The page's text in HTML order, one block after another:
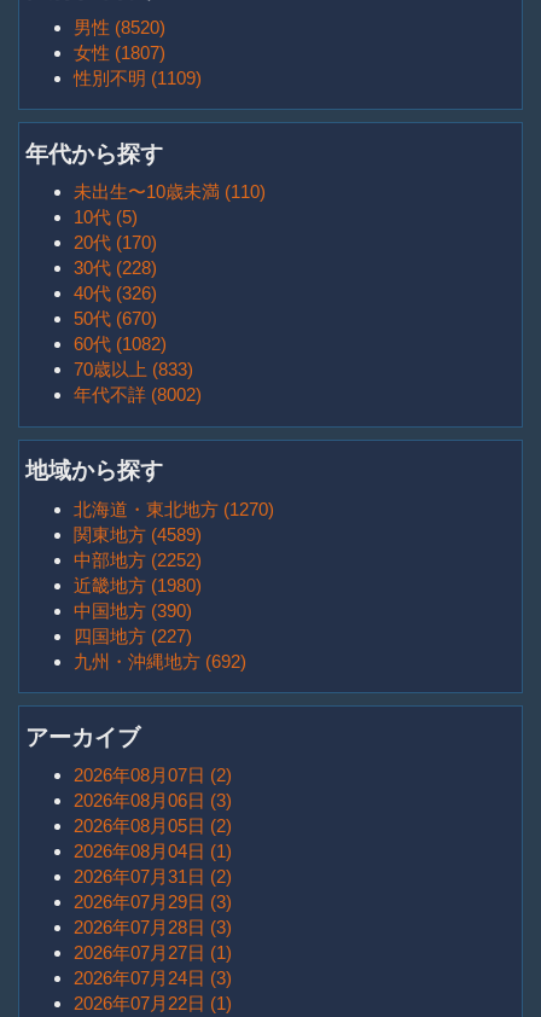
男性 (8520)
女性 (1807)
性別不明 (1109)
年代から探す
未出生〜10歳未満 (110)
10代 (5)
20代 (170)
30代 (228)
40代 (326)
50代 (670)
60代 (1082)
70歳以上 (833)
年代不詳 (8002)
地域から探す
北海道・東北地方 (1270)
関東地方 (4589)
中部地方 (2252)
近畿地方 (1980)
中国地方 (390)
四国地方 (227)
九州・沖縄地方 (692)
アーカイブ
2026年08月07日 (2)
2026年08月06日 (3)
2026年08月05日 (2)
2026年08月04日 (1)
2026年07月31日 (2)
2026年07月29日 (3)
2026年07月28日 (3)
2026年07月27日 (1)
2026年07月24日 (3)
2026年07月22日 (1)